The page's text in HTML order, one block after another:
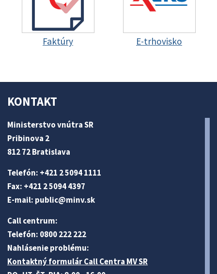
Faktúry E-trhovisko
KONTAKT
Ministerstvo vnútra SR
Pribinova 2
812 72 Bratislava
Telefón: +421 2 5094 1111
Fax: +421 2 5094 4397
E-mail: public@minv.sk
Call centrum:
Telefón: 0800 222 222
Nahlásenie problému:
Kontaktný formulár Call Centra MV SR